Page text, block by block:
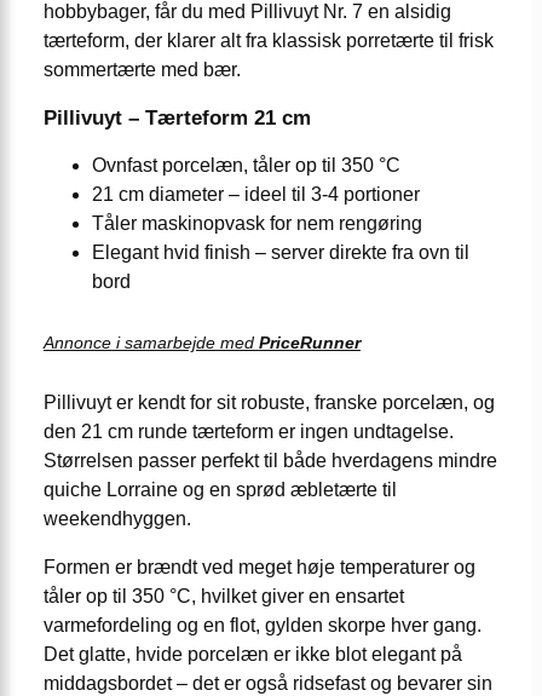
hobbybager, får du med Pillivuyt Nr. 7 en alsidig
tærteform, der klarer alt fra klassisk porretærte til frisk
sommertærte med bær.
Pillivuyt – Tærteform 21 cm
Ovnfast porcelæn, tåler op til 350 °C
21 cm diameter – ideel til 3-4 portioner
Tåler maskinopvask for nem rengøring
Elegant hvid finish – server direkte fra ovn til
bord
Annonce i samarbejde med PriceRunner
Pillivuyt er kendt for sit robuste, franske porcelæn, og
den 21 cm runde tærteform er ingen undtagelse.
Størrelsen passer perfekt til både hverdagens mindre
quiche Lorraine og en sprød æbletærte til
weekendhyggen.
Formen er brændt ved meget høje temperaturer og
tåler op til 350 °C, hvilket giver en ensartet
varmefordeling og en flot, gylden skorpe hver gang.
Det glatte, hvide porcelæn er ikke blot elegant på
middagsbordet – det er også ridsefast og bevarer sin